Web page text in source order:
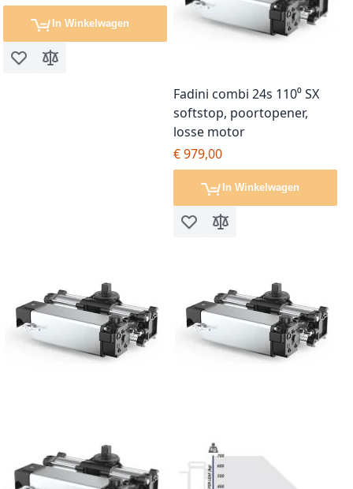
In Winkelwagen
Voeg toe aan verlanglijst
Toevoegen om te vergelijken
Fadini combi 24s 110⁰ SX
softstop, poortopener,
losse motor
€ 979,00
In Winkelwagen
Voeg toe aan verlanglijst
Toevoegen om te